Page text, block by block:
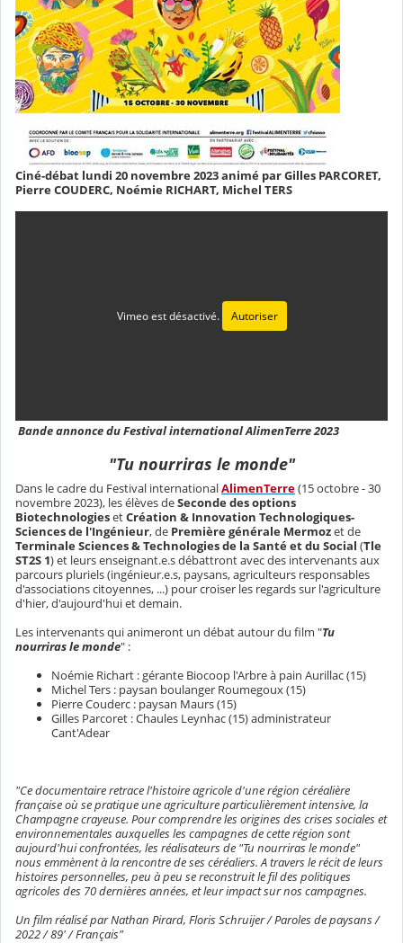
Ciné-débat lundi 20 novembre 2023 animé par Gilles PARCORET,
Pierre COUDERC, Noémie RICHART, Michel TERS
Vimeo est désactivé. Autoriser
Bande annonce du Festival international AlimenTerre 2023
"Tu nourriras le monde"
Dans le cadre du Festival internationalAlimenTerre(15 octobre - 30
novembre 2023), les élèves deSeconde des options
BiotechnologiesetCréation & Innovation Technologiques-
Sciences de l'Ingénieur, de Première générale Mermozet de
Terminale Sciences & Technologies de la Santé et du Social (Tle
ST2S 1) et leurs enseignant.e.s débattront avec des intervenants aux
parcours pluriels (ingénieur.e.s, paysans, agriculteurs responsables
d'associations citoyennes, ...) pour croiser les regards sur l'agriculture
d'hier, d'aujourd'hui et demain.
Les intervenants qui animeront un débat autour du film "Tu
nourriras le monde" :
Noémie Richart : gérante Biocoop l'Arbre à pain Aurillac (15)
Michel Ters : paysan boulanger Roumegoux (15)
Pierre Couderc : paysan Maurs (15)
Gilles Parcoret : Chaules Leynhac (15) administrateur
Cant'Adear
"Ce documentaire retrace l'histoire agricole d'une région céréalière
française où se pratique une agriculture particulièrement intensive, la
Champagne crayeuse. Pour comprendre les origines des crises sociales et
environnementales auxquelles les campagnes de cette région sont
aujourd'hui confrontées, les réalisateurs de "Tu nourriras le monde"
nous emmènent à la rencontre de ses céréaliers. A travers le récit de leurs
histoires personnelles, peu à peu se reconstruit le fil des politiques
agricoles des 70 dernières années, et leur impact sur nos campagnes.
Un film réalisé par Nathan Pirard, Floris Schruijer / Paroles de paysans /
2022 / 89' / Français"